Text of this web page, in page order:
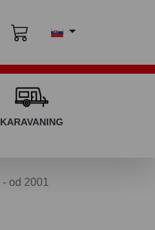
KARAVANING
od 2001